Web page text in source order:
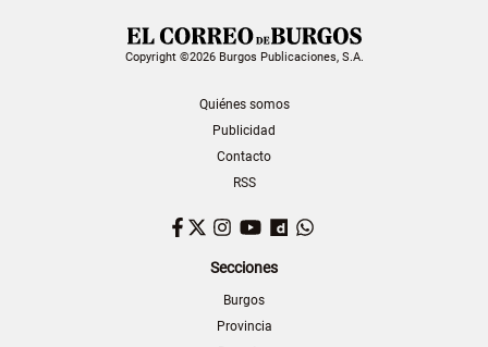
Copyright ©2026 Burgos Publicaciones, S.A.
Quiénes somos
Publicidad
Contacto
RSS
Facebook
TwitterInstagram
YouTubeDailymotion
Secciones
Burgos
Provincia